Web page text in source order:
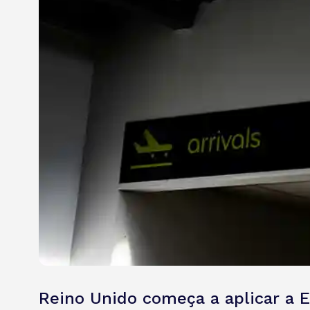
Reino Unido começa a aplicar a